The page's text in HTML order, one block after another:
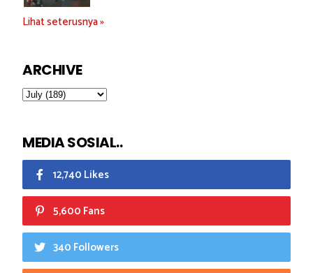
Lihat seterusnya »
ARCHIVE
MEDIA SOSIAL..
12,740 Likes
5,600 Fans
340 Followers